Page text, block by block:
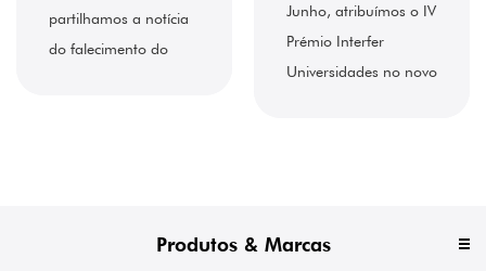
partilhamos a notícia
do falecimento do
Junho, atribuímos o IV
Prémio Interfer
Universidades no novo
Fórum encheu-se para
Produtos & Marcas